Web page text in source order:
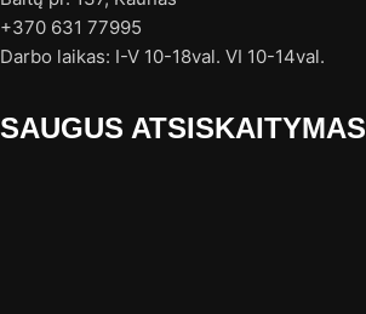
+370 631 77995
Darbo laikas: I-V 10-18val. VI 10-14val.
SAUGUS ATSISKAITYMAS